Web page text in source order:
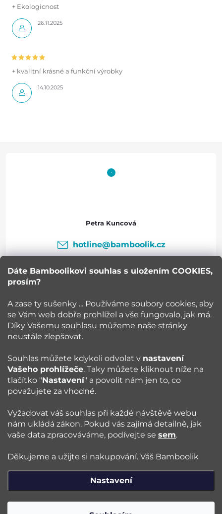
Dáte Bamboolikovi souhlas s uložením COOKIES,
prosím?
A zase ty sušenky ... Používáme soubory cookies, aby
se Vám web dobře prohlížel a vše fungovalo, jak má.
Díky Vašemu souhlasu můžeme naše stránky
neustále zlepšovat.
Souhlas můžete kdykoli odvolat v nastavení
Vašeho prohlížeče. Taky můžete kliknout níže na
tlačítko "Nastavení" a povolit nám jen to, co
považujete za vhodné.
Vyžadovat váš souhlas při každé návštěvě webu
nám ukládá zákon. Pokud vás zajímá detailně, jak
vaše data zpracováváme, podívejte se sem.
Děkujeme a užijte si nakupování. Váš Bamboolik
Nastavení
26.11.2025
+ Ekologicnost
14.10.2025
+ kvalitní krásné a funkční výrobky
í
Bamboolik
Vše o nákupu
Blog
Petra Kuncová
hotline@bamboolik.cz
Copyright 2026Bamboolik. Všechna práva vyhrazena.Upravit
nastavení cookies